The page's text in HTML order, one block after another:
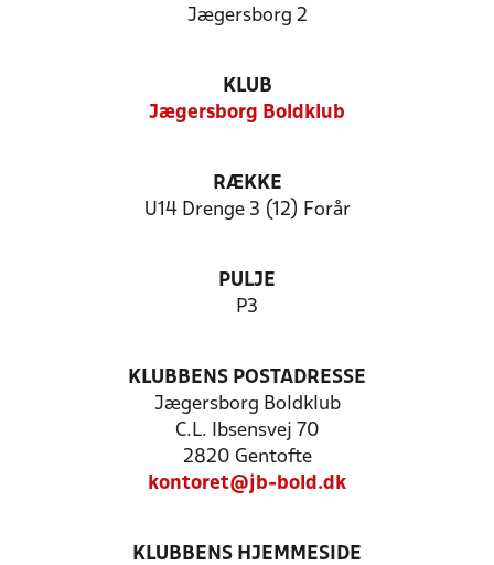
Jægersborg 2
KLUB
Jægersborg Boldklub
RÆKKE
U14 Drenge 3 (12) Forår
PULJE
P3
KLUBBENS POSTADRESSE
Jægersborg Boldklub
C.L. Ibsensvej 70
2820 Gentofte
kontoret@jb-bold.dk
KLUBBENS HJEMMESIDE